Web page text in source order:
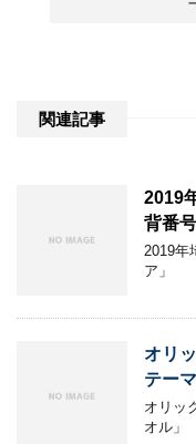
関連記事
2019
背番
2019年
ア」
オリ
テー
オリッ
オル」